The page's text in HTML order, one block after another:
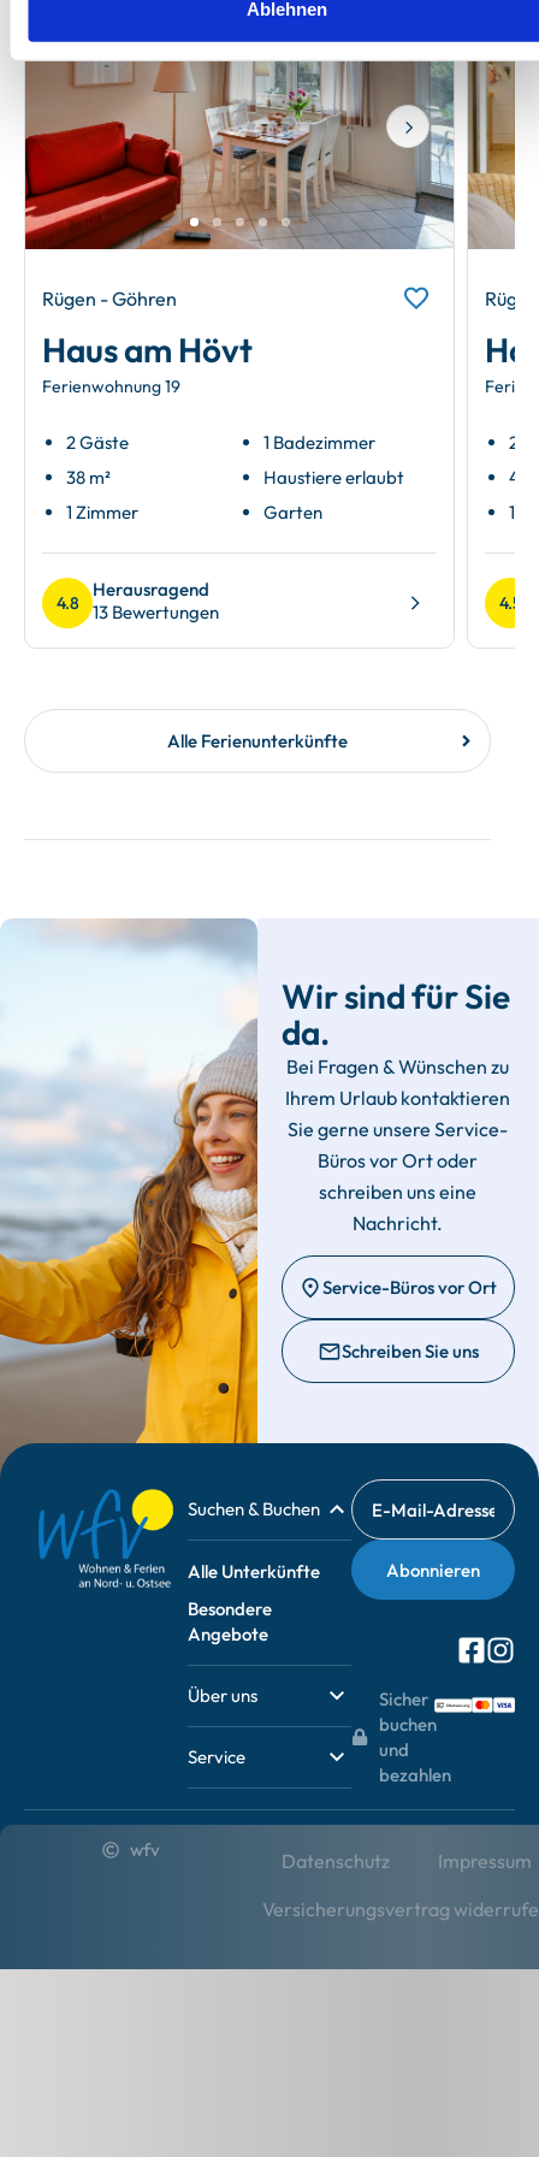
Ablehnen
Next
Rügen - Göhren
Haus am Hövt
Ferienwohnung 19
2 Gäste
38 m²
1 Zimmer
1 Badezimmer
Haustiere erlaubt
Garten
4.8
Herausragend
13 Bewertungen
2
42
1
4.5
Alle Ferienunterkünfte
Wir sind für Sie
da.
Bei Fragen & Wünschen zu
Ihrem Urlaub kontaktieren
Sie gerne unsere Service-
Büros vor Ort oder
schreiben uns eine
Nachricht.
Service-Büros vor Ort
Schreiben Sie uns
Suchen & Buchen
Alle Unterkünfte
Besondere
Angebote
Über uns
Service
Sicher
buchen
und
bezahlen
wfv Datenschutz
Impressum
Versicherungsvertrag